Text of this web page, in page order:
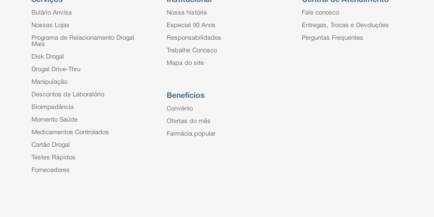
Bulário Anvisa
Nossas Lojas
Programa de Relacionamento Drogal
Mais
Disk Drogal
Drogal Drive-Thru
Manipulação
Descontos de Laboratório
Bioimpedância
Momento Saúde
Medicamentos Controlados
Cartão Drogal
Testes Rápidos
Fornecedores
Nossa história
Especial 90 Anos
Responsabilidades
Trabalhe Conosco
Mapa do site
Benefícios
Convênio
Ofertas do mês
Farmácia popular
Fale conosco
Entregas, Trocas e Devoluções
Perguntas Frequentes